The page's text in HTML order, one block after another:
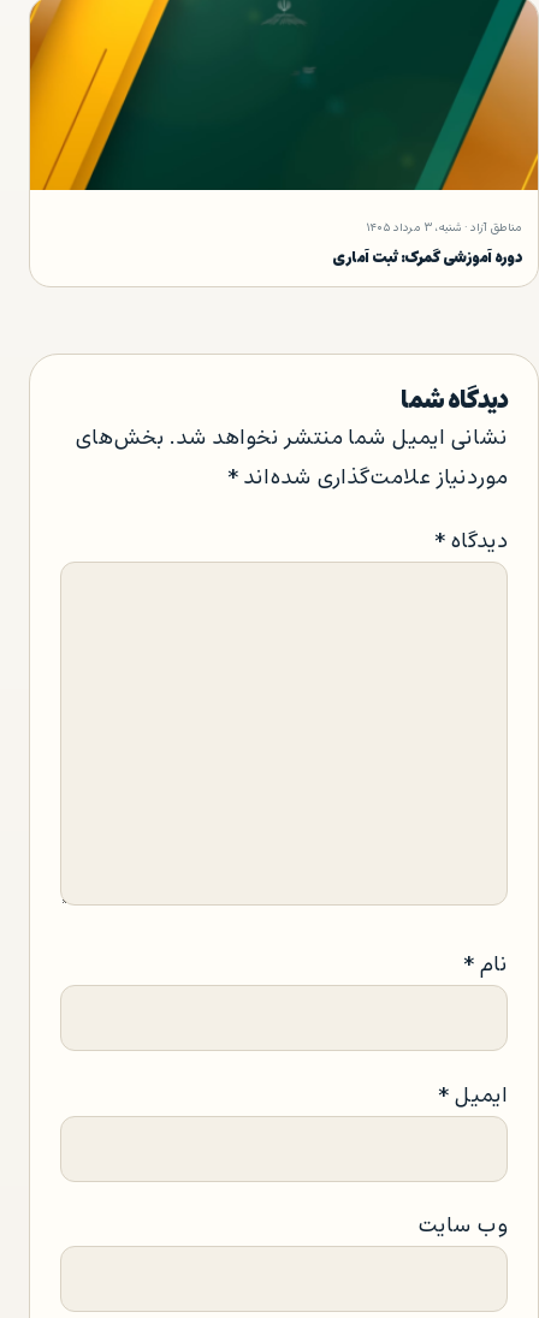
مناطق آزاد · شنبه، ۳ مرداد ۱۴۰۵
دوره آموزشی گمرک: ثبت آماری
دیدگاه شما
نشانی ایمیل شما منتشر نخواهد شد. بخش‌های
موردنیاز علامت‌گذاری شده‌اند*
دیدگاه*
نام*
ایمیل*
وب‌ سایت